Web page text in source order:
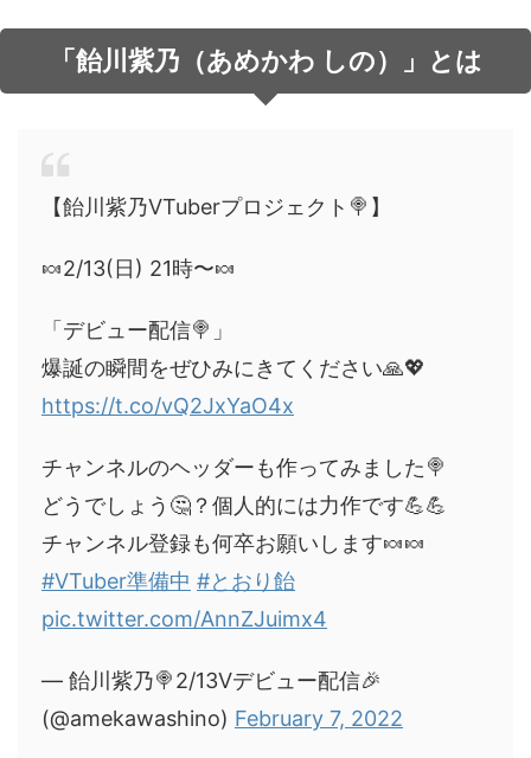
海外 演劇・舞台 特集企画 生成AI
「飴川紫乃（あめかわ しの）」とは
【飴川紫乃VTuberプロジェクト🍭】
🍬2/13(日) 21時〜🍬
「デビュー配信🍭」
爆誕の瞬間をぜひみにきてください🙏💖
https://t.co/vQ2JxYaO4x
チャンネルのヘッダーも作ってみました🍭
どうでしょう🤔？個人的には力作です💪💪
チャンネル登録も何卒お願いします🍬🍬
#VTuber準備中 #とおり飴
pic.twitter.com/AnnZJuimx4
— 飴川紫乃🍭2/13Vデビュー配信🎉
(@amekawashino) February 7, 2022